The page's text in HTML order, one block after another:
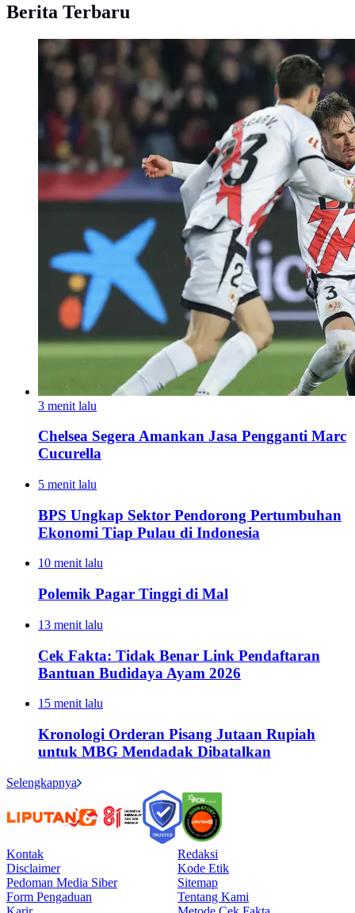
Berita Terbaru
3 menit lalu
Chelsea Segera Amankan Jasa Pengganti Marc
Cucurella
5 menit lalu
BPS Ungkap Sektor Pendorong Pertumbuhan
Ekonomi Tiap Pulau di Indonesia
10 menit lalu
Polemik Pagar Tinggi di Mal
13 menit lalu
Cek Fakta: Tidak Benar Link Pendaftaran
Bantuan Budidaya Ayam 2026
15 menit lalu
Kronologi Orderan Pisang Jutaan Rupiah
untuk MBG Mendadak Dibatalkan
Selengkapnya
Kontak
Redaksi
Disclaimer
Kode Etik
Pedoman Media Siber
Sitemap
Form Pengaduan
Tentang Kami